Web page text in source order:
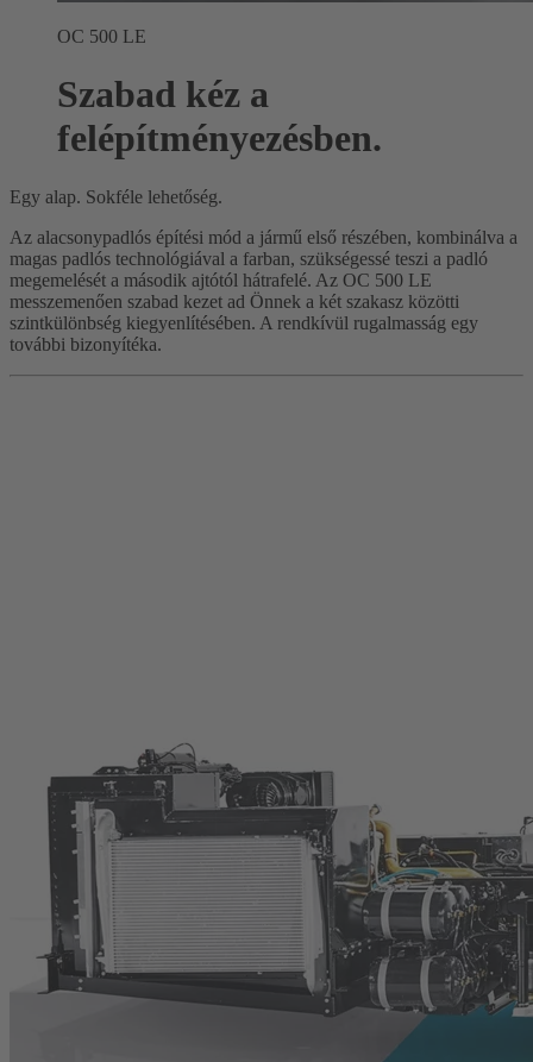
OC 500 LE
Szabad kéz a
felépítményezésben.
Egy alap. Sokféle lehetőség.
Az alacsonypadlós építési mód a jármű első részében, kombinálva a
magas padlós technológiával a farban, szükségessé teszi a padló
megemelését a második ajtótól hátrafelé. Az OC 500 LE
messzemenően szabad kezet ad Önnek a két szakasz közötti
szintkülönbség kiegyenlítésében. A rendkívül rugalmasság egy
további bizonyítéka.